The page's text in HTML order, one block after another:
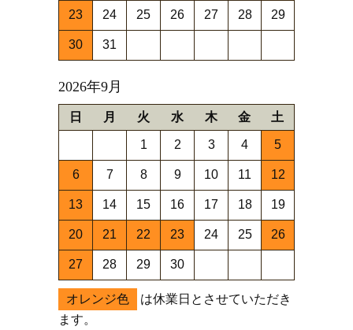
23 24 25 26 27 28 29
30 31
2026年9月
日 月 火 水 木 金 土
1 2 3 4 5
6 7 8 9 10 11 12
13 14 15 16 17 18 19
20 21 22 23 24 25 26
27 28 29 30
オレンジ色
は休業日とさせていただき
ます。